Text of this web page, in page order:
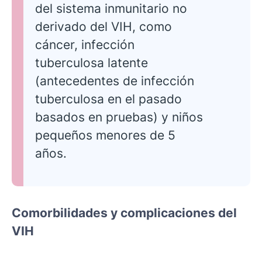
del sistema inmunitario no
derivado del VIH, como
cáncer, infección
tuberculosa latente
(antecedentes de infección
tuberculosa en el pasado
basados en pruebas) y niños
pequeños menores de 5
años.
Comorbilidades y complicaciones del
VIH